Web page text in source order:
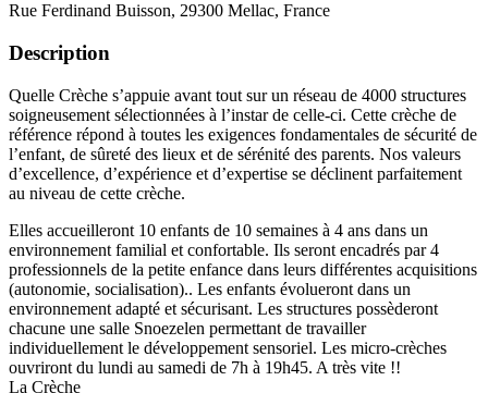
Rue Ferdinand Buisson, 29300 Mellac, France
Description
Quelle Crèche s’appuie avant tout sur un réseau de 4000 structures
soigneusement sélectionnées à l’instar de celle-ci. Cette crèche de
référence répond à toutes les exigences fondamentales de sécurité de
l’enfant, de sûreté des lieux et de sérénité des parents. Nos valeurs
d’excellence, d’expérience et d’expertise se déclinent parfaitement
au niveau de cette crèche.
Elles accueilleront 10 enfants de 10 semaines à 4 ans dans un
environnement familial et confortable. Ils seront encadrés par 4
professionnels de la petite enfance dans leurs différentes acquisitions
(autonomie, socialisation).. Les enfants évolueront dans un
environnement adapté et sécurisant. Les structures possèderont
chacune une salle Snoezelen permettant de travailler
individuellement le développement sensoriel. Les micro-crèches
ouvriront du lundi au samedi de 7h à 19h45. A très vite !!
La Crèche